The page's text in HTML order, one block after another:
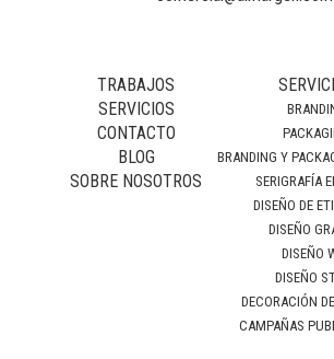
TRABAJOS
SERVICIOS
CONTACTO
BLOG
SOBRE NOSOTROS
BRANDING Y
SERIGRAFÍA
DISEÑO DE
DISEÑO
DISEÑO
DISEÑO
DECORACIÓN
CAMPAÑAS